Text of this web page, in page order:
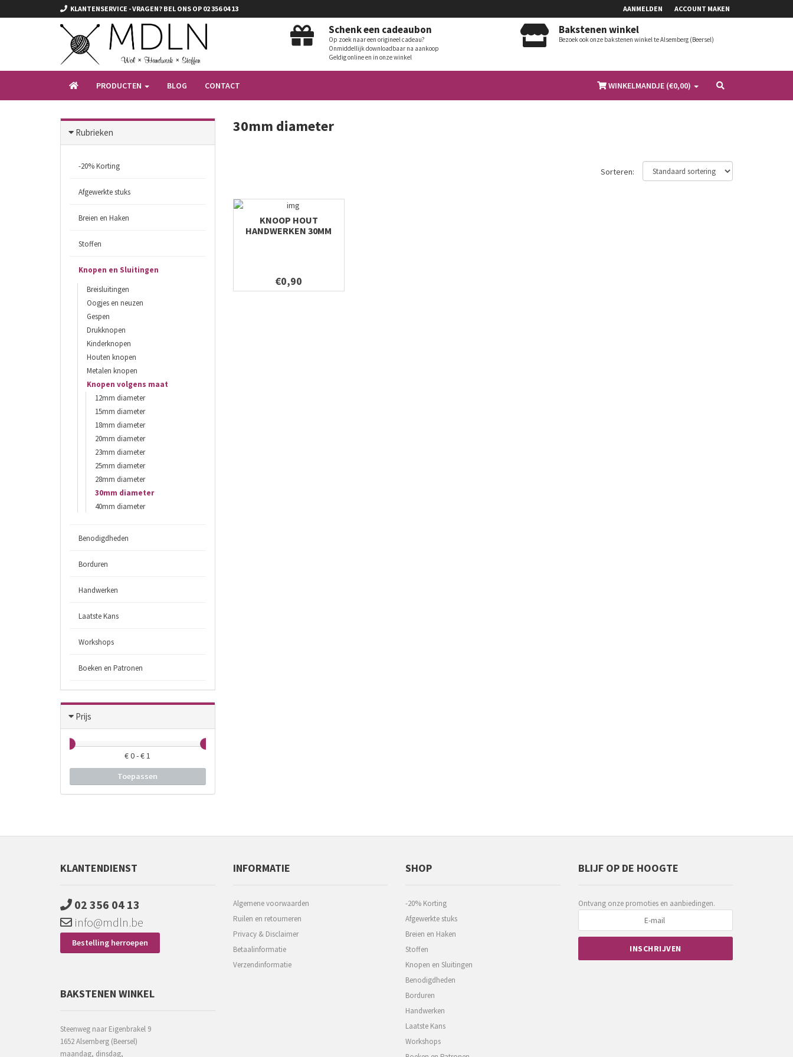
KLANTENSERVICE - VRAGEN? BEL ONS OP 02 356 04 13 AANMELDEN ACCOUNT MAKEN
Schenk een cadeaubon
Op zoek naar een origineel cadeau?
Onmiddellijk downloadbaar na aankoop
Geldig online en in onze winkel
Bakstenen winkel
Bezoek ook onze bakstenen winkel te Alsemberg (Beersel)
PRODUCTEN BLOG CONTACT WINKELMANDJE (€0,00)
Rubrieken
-20% Korting
Afgewerkte stuks
Breien en Haken
Stoffen
Knopen en Sluitingen
Breisluitingen
Oogjes en neuzen
Gespen
Drukknopen
Kinderknopen
Houten knopen
Metalen knopen
Knopen volgens maat
12mm diameter
15mm diameter
18mm diameter
20mm diameter
23mm diameter
25mm diameter
28mm diameter
30mm diameter
40mm diameter
Benodigdheden
Borduren
Handwerken
Laatste Kans
Workshops
Boeken en Patronen
Prijs
€0- €1
Toepassen
30mm diameter
Sorteren:
KNOOP HOUT
HANDWERKEN 30MM
€0,90
KLANTENDIENST
02 356 04 13
info@mdln.be
Bestelling herroepen
BAKSTENEN WINKEL
Steenweg naar Eigenbrakel 9
1652 Alsemberg (Beersel)
maandag, dinsdag,
INFORMATIE
Algemene voorwaarden
Ruilen en retourneren
Privacy & Disclaimer
Betaalinformatie
Verzendinformatie
SHOP
-20% Korting
Afgewerkte stuks
Breien en Haken
Stoffen
Knopen en Sluitingen
Benodigdheden
Borduren
Handwerken
Laatste Kans
Workshops
BLIJF OP DE HOOGTE
Ontvang onze promoties en aanbiedingen.